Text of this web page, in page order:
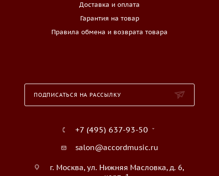
Доставка и оплата
Гарантия на товар
Правила обмена и возврата товара
ПОДПИСАТЬСЯ НА РАССЫЛКУ
+7 (495) 637-93-50
salon@accordmusic.ru
г. Москва, ул. Нижняя Масловка, д. 6,